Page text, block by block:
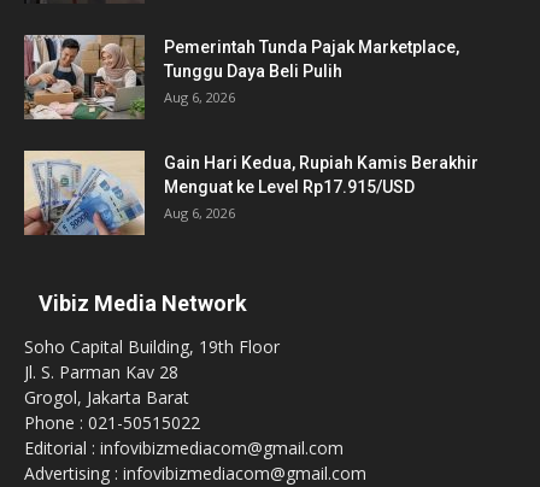
Pemerintah Tunda Pajak Marketplace,
Tunggu Daya Beli Pulih
Aug 6, 2026
Gain Hari Kedua, Rupiah Kamis Berakhir
Menguat ke Level Rp17.915/USD
Aug 6, 2026
Vibiz Media Network
Soho Capital Building, 19th Floor
Jl. S. Parman Kav 28
Grogol, Jakarta Barat
Phone : 021-50515022
Editorial : infovibizmediacom@gmail.com
Advertising : infovibizmediacom@gmail.com